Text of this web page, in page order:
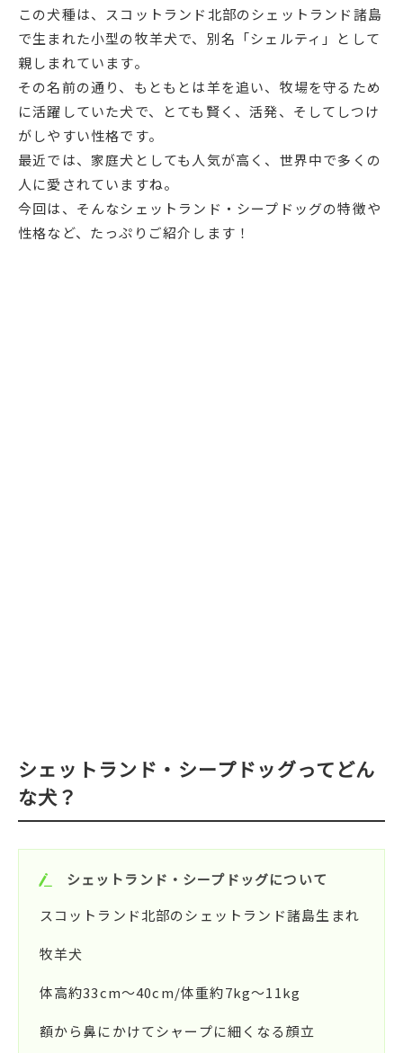
この犬種は、スコットランド北部のシェットランド諸島
で生まれた小型の牧羊犬で、別名「シェルティ」として
親しまれています。
その名前の通り、もともとは羊を追い、牧場を守るため
に活躍していた犬で、とても賢く、活発、そしてしつけ
がしやすい性格です。
最近では、家庭犬としても人気が高く、世界中で多くの
人に愛されていますね。
今回は、そんなシェットランド・シープドッグの特徴や
性格など、たっぷりご紹介します！
シェットランド・シープドッグってどん
な犬？
シェットランド・シープドッグについて
スコットランド北部のシェットランド諸島生まれ
牧羊犬
体高約33cm〜40cm/体重約7kg〜11kg
額から鼻にかけてシャープに細くなる顔立